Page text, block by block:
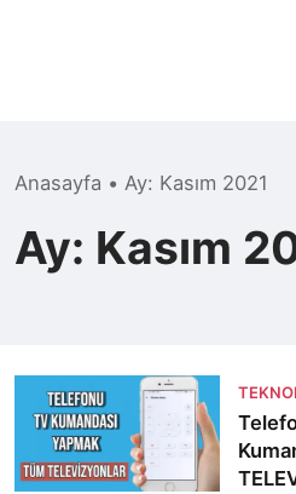
Anasayfa • Ay: Kasım 2021
Ay: Kasım